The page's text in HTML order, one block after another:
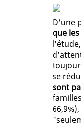
D'une
que
se
sont